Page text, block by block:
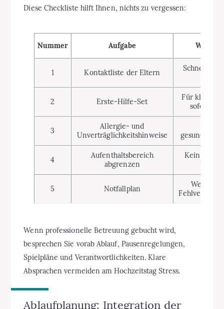
Diese Checkliste hilft Ihnen, nichts zu vergessen:
Nummer Aufgabe Warum
1 Kontaktliste der Eltern
Schnelle
2 Erste-Hilfe-Set
Für kleine
sofort
3
Allergie- und
Unverträglichkeitshinweise
4
Aufenthaltsbereich
abgrenzen
Kein
5 Notfallplan
Wer
Wenn professionelle Betreuung gebucht wird,
besprechen Sie vorab Ablauf, Pausenregelungen,
Spielpläne und Verantwortlichkeiten. Klare
Absprachen vermeiden am Hochzeitstag Stress.
Ablaufplanung: Integration der